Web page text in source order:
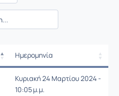
Ημερομηνία
Ρυθμίσεις επιλογής /
Ρυθμίσεις επιλογής /
Κυριακή 24 Μαρτίου 2024 -
10:05 μ.μ.